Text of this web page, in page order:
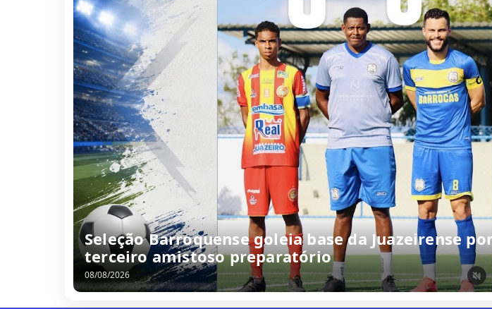
Seleção Barroquense goleia base da Juazeirense
terceiro amistoso preparatório
08/08/2026